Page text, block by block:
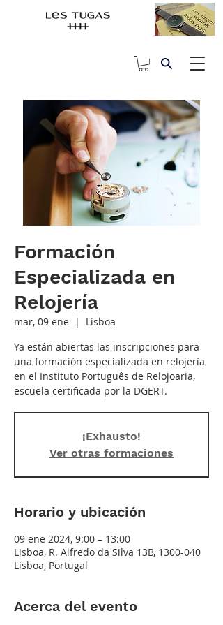
Formación
Especializada en
Relojería
mar, 09 ene
  |
Lisboa
Ya están abiertas las inscripciones para
una formación especializada en relojería
en el Instituto Português de Relojoaria,
escuela certificada por la DGERT.
¡Exhausto!
Ver otras formaciones
Horario y ubicación
09 ene 2024, 9:00 – 13:00
Lisboa, R. Alfredo da Silva 13B, 1300-040
Lisboa, Portugal
Acerca del evento